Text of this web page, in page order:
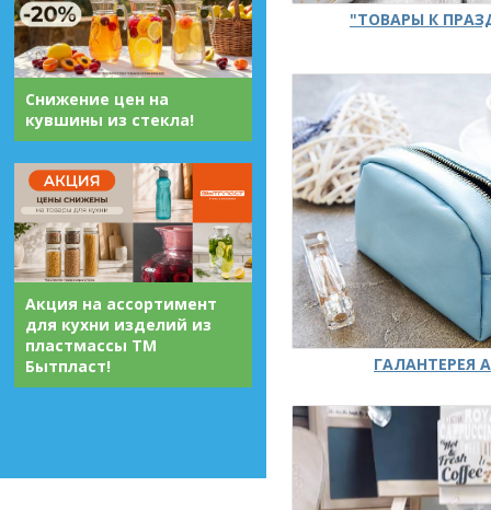
Снижение цен на
кувшины из стекла!
Акция на ассортимент
для кухни изделий из
пластмассы ТМ
Бытпласт!
"ТОВАРЫ К
ГАЛАНТЕРЕЯ